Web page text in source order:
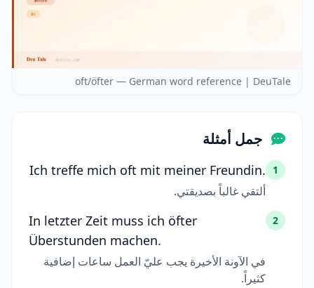
oft/öfter — German word reference | DeuTale
جمل أمثلة
1
Ich treffe mich oft mit meiner Freundin.
ألتقي غالباً بصديقتي.
2
In letzter Zeit muss ich öfter
Überstunden machen.
في الآونة الأخيرة يجب عليّ العمل ساعات إضافية
كثيراً.